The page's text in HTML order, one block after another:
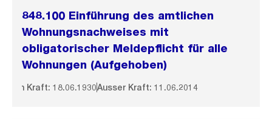
848.100 Einführung des amtlichen
Wohnungsnachweises mit
obligatorischer Meldepflicht für alle
Wohnungen (Aufgehoben)
In Kraft: 18.06.1930Ausser Kraft: 11.06.2014